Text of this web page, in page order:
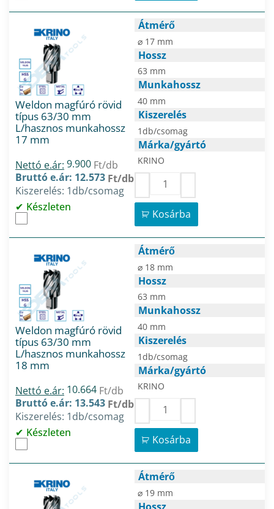
Weldon magfúró rövid
típus 63/30 mm
L/hasznos munkahossz
17 mm
Nettó e.ár: 9.900 Ft/db
Bruttó e.ár: 12.573 Ft/db
Kiszerelés: 1db/csomag
Készleten
Átmérő
⌀ 17 mm
Hossz
63 mm
Munkahossz
40 mm
Kiszerelés
1db/csomag
Márka/gyártó
KRINO
Kosárba
Weldon magfúró rövid
típus 63/30 mm
L/hasznos munkahossz
18 mm
Nettó e.ár: 10.664 Ft/db
Bruttó e.ár: 13.543 Ft/db
Kiszerelés: 1db/csomag
Készleten
Átmérő
⌀ 18 mm
Hossz
63 mm
Munkahossz
40 mm
Kiszerelés
1db/csomag
Márka/gyártó
KRINO
Kosárba
Átmérő
⌀ 19 mm
Hossz